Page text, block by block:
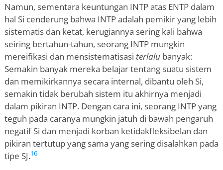
Namun, sementara keuntungan INTP atas ENTP dalam
hal Si cenderung bahwa INTP adalah pemikir yang lebih
sistematis dan ketat, kerugiannya sering kali bahwa
seiring bertahun-tahun, seorang INTP mungkin
mereifikasi dan mensistematisasi terlalu banyak:
Semakin banyak mereka belajar tentang suatu sistem
dan memikirkannya secara internal, dibantu oleh Si,
semakin tidak berubah sistem itu akhirnya menjadi
dalam pikiran INTP. Dengan cara ini, seorang INTP yang
teguh pada caranya mungkin jatuh di bawah pengaruh
negatif Si dan menjadi korban ketidakfleksibelan dan
pikiran tertutup yang sama yang sering disalahkan pada
tipe SJ.16